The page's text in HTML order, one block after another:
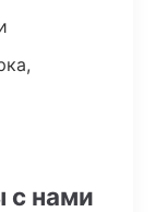
с нами